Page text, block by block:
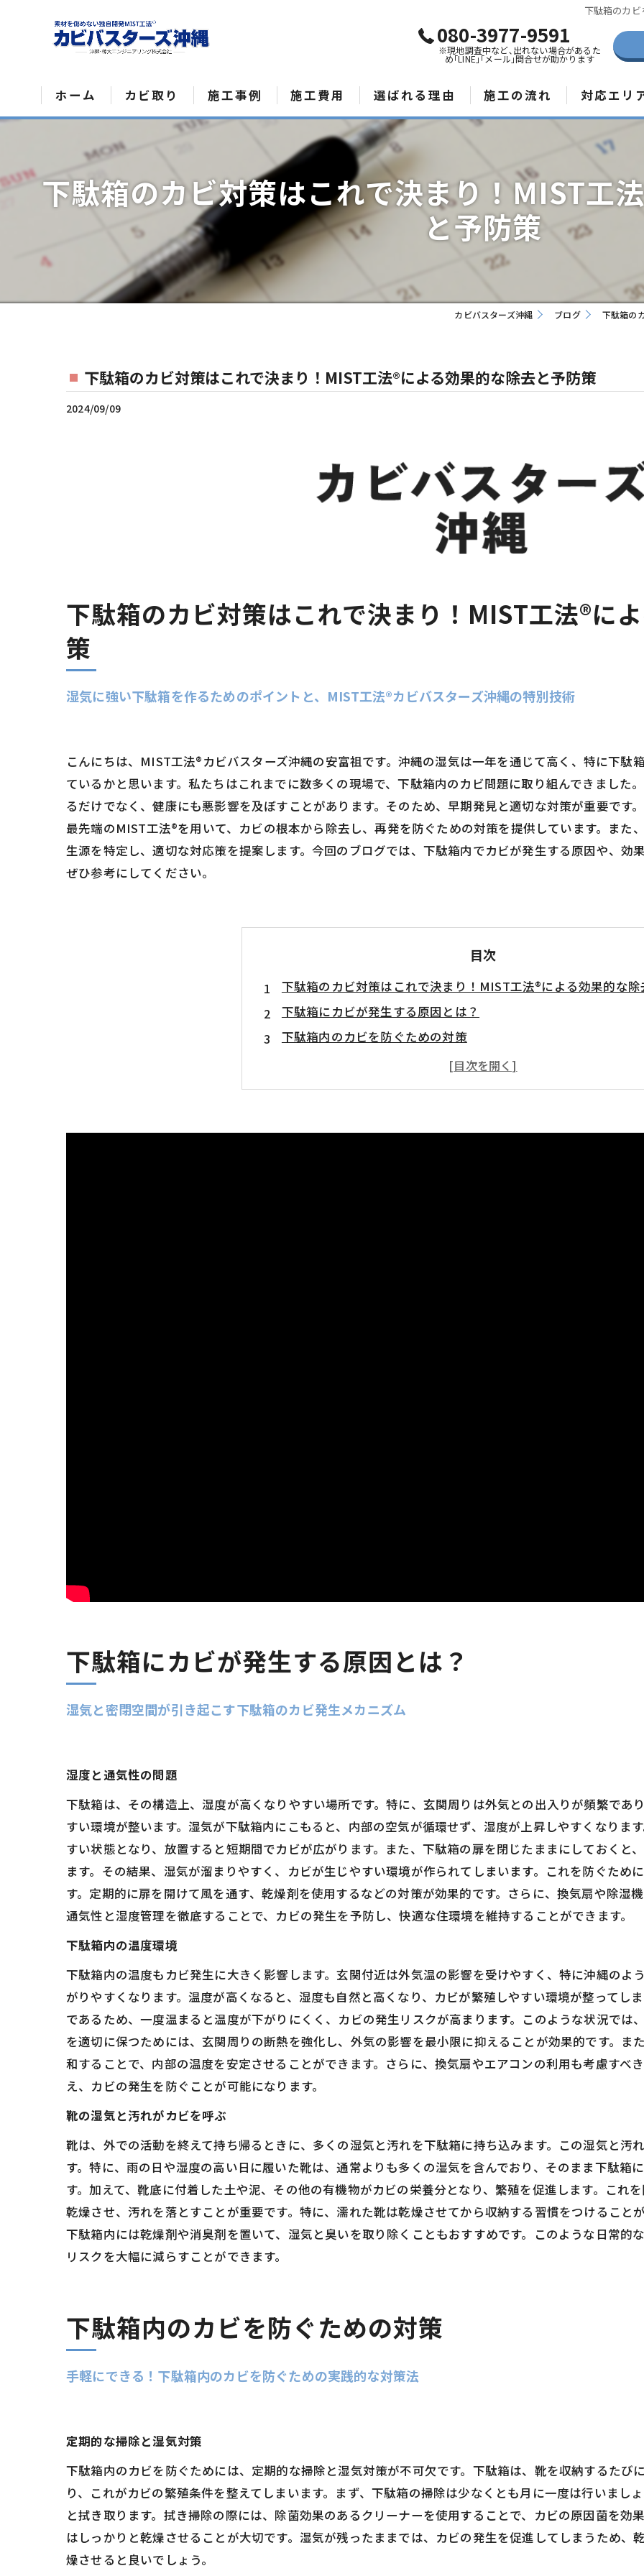
下駄箱のカ
080-3977-9591
※現地調査中など､出れない場合があるた
め｢LINE｣｢メール｣問合せが助かります
ホーム カビ取り
カビ菌検査
施工事例 施工費用 選ばれる理由 施工の流れ 対応エリ
那覇市のカビ
宮古島のカビ
石垣島のカ
下駄箱のカビ対策はこれで決まり！MIST工
と予防策
カビバスターズ沖縄 ブログ 下駄箱の
下駄箱のカビ対策はこれで決まり！MIST工法®による効果的な除去と予防策
2024/09/09
下駄箱のカビ対策はこれで決まり！MIST工法®に
策
湿気に強い下駄箱を作るためのポイントと、MIST工法®カビバスターズ沖縄の特別技術
こんにちは、MIST工法®カビバスターズ沖縄の安富祖です。沖縄の湿気は一年を通じて高く、特に下駄
ているかと思います。私たちはこれまでに数多くの現場で、下駄箱内のカビ問題に取り組んできました
るだけでなく、健康にも悪影響を及ぼすことがあります。そのため、早期発見と適切な対策が重要です
最先端のMIST工法®を用いて、カビの根本から除去し、再発を防ぐための対策を提供しています。また
生源を特定し、適切な対応策を提案します。今回のブログでは、下駄箱内でカビが発生する原因や、効
ぜひ参考にしてください。
目次
下駄箱のカビ対策はこれで決まり！MIST工法®による効果的な
下駄箱にカビが発生する原因とは？
下駄箱内のカビを防ぐための対策
MIST工法®による下駄箱のカビ除去方法
真菌検査の重要性とその効果
下駄箱にカビが発生する原因とは？
湿気と密閉空間が引き起こす下駄箱のカビ発生メカニズム
湿度と通気性の問題
下駄箱は、その構造上、湿度が高くなりやすい場所です。特に、玄関周りは外気との出入りが頻繁であ
すい環境が整います。湿気が下駄箱内にこもると、内部の空気が循環せず、湿度が上昇しやすくなりま
すい状態となり、放置すると短期間でカビが広がります。また、下駄箱の扉を閉じたままにしておくと
ます。その結果、湿気が溜まりやすく、カビが生じやすい環境が作られてしまいます。これを防ぐため
す。定期的に扉を開けて風を通す、乾燥剤を使用するなどの対策が効果的です。さらに、換気扇や除湿
通気性と湿度管理を徹底することで、カビの発生を予防し、快適な住環境を維持することができます。
下駄箱内の温度環境
下駄箱内の温度もカビ発生に大きく影響します。玄関付近は外気温の影響を受けやすく、特に沖縄のよ
がりやすくなります。温度が高くなると、湿度も自然と高くなり、カビが繁殖しやすい環境が整ってし
であるため、一度温まると温度が下がりにくく、カビの発生リスクが高まります。このような状況では
を適切に保つためには、玄関周りの断熱を強化し、外気の影響を最小限に抑えることが効果的です。ま
和することで、内部の温度を安定させることができます。さらに、換気扇やエアコンの利用も考慮すべ
え、カビの発生を防ぐことが可能になります。
靴の湿気と汚れがカビを呼ぶ
靴は、外での活動を終えて持ち帰るときに、多くの湿気と汚れを下駄箱に持ち込みます。この湿気と汚
す。特に、雨の日や湿度の高い日に履いた靴は、通常よりも多くの湿気を含んでおり、そのまま下駄箱
す。加えて、靴底に付着した土や泥、その他の有機物がカビの栄養分となり、繁殖を促進します。これ
乾燥させ、汚れを落とすことが重要です。特に、濡れた靴は乾燥させてから収納する習慣をつけること
下駄箱内には乾燥剤や消臭剤を置いて、湿気と臭いを取り除くこともおすすめです。このような日常的
リスクを大幅に減らすことができます。
下駄箱内のカビを防ぐための対策
手軽にできる！下駄箱内のカビを防ぐための実践的な対策法
定期的な掃除と湿気対策
下駄箱内のカビを防ぐためには、定期的な掃除と湿気対策が不可欠です。下駄箱は、靴を収納するたび
り、これがカビの繁殖条件を整えてしまいます。まず、下駄箱の掃除は少なくとも月に一度は行いまし
と拭き取ります。拭き掃除の際には、除菌効果のあるクリーナーを使用することで、カビの原因菌を効
はしっかりと乾燥させることが大切です。湿気が残ったままでは、カビの発生を促進してしまうため、
燥させると良いでしょう。